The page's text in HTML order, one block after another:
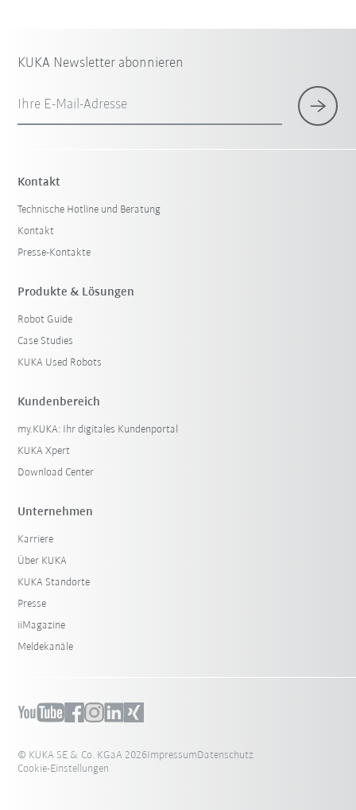
KUKA Newsletter abonnieren
Ihre E-Mail-Adresse
Kontakt
Technische Hotline und Beratung
Kontakt
Presse-Kontakte
Produkte & Lösungen
Robot Guide
Case Studies
KUKA Used Robots
Kundenbereich
my.KUKA: Ihr digitales Kundenportal
KUKA Xpert
Download Center
Unternehmen
Karriere
Über KUKA
KUKA Standorte
Presse
iiMagazine
Meldekanäle
© KUKA SE & Co. KGaA 2026ImpressumDatenschutz
Cookie-Einstellungen